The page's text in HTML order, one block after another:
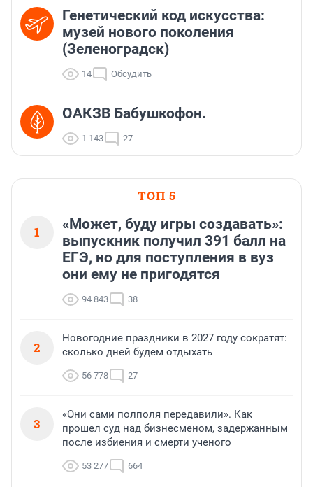
Генетический код искусства:
музей нового поколения
(Зеленоградск)
14 Обсудить
ОАКЗВ Бабушкофон.
1 143 27
ТОП 5
1
«Может, буду игры создавать»:
выпускник получил 391 балл на
ЕГЭ, но для поступления в вуз
они ему не пригодятся
94 843 38
2
Новогодние праздники в 2027 году сократят:
сколько дней будем отдыхать
56 778 27
3
«Они сами полполя передавили». Как
прошел суд над бизнесменом, задержанным
после избиения и смерти ученого
53 277 664